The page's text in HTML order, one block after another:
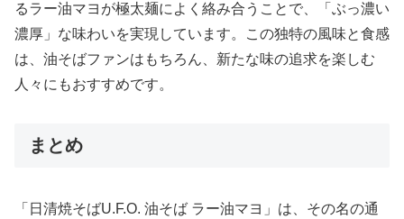
るラー油マヨが極太麺によく絡み合うことで、「ぶっ濃い
濃厚」な味わいを実現しています。この独特の風味と食感
は、油そばファンはもちろん、新たな味の追求を楽しむ
人々にもおすすめです。
まとめ
「日清焼そばU.F.O. 油そば ラー油マヨ」は、その名の通